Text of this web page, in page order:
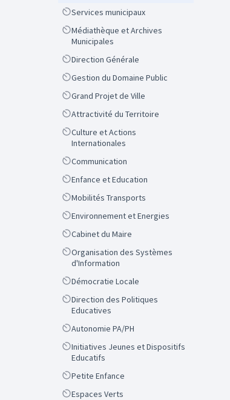
ScopeServices municipaux
Scope
Médiathèque et Archives
Municipales
ScopeDirection Générale
ScopeGestion du Domaine Public
ScopeGrand Projet de Ville
ScopeAttractivité du Territoire
Scope
Culture et Actions
Internationales
ScopeCommunication
ScopeEnfance et Education
ScopeMobilités Transports
ScopeEnvironnement et Energies
ScopeCabinet du Maire
Scope
Organisation des Systèmes
d'Information
ScopeDémocratie Locale
Scope
Direction des Politiques
Educatives
ScopeAutonomie PA/PH
Scope
Initiatives Jeunes et Dispositifs
Educatifs
ScopePetite Enfance
ScopeEspaces Verts